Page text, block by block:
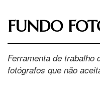
FUNDO
Ferramenta de trabalho
fotógrafos que não